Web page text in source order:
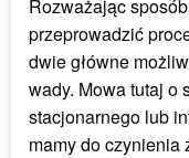
Rozważając
przeprowadzić
dwie główne
wady. Mowa tutaj o
stacjonarnego lub
mamy do czynienia